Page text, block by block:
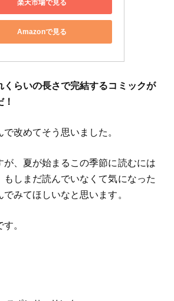
楽天市場で見る
Amazonで見る
くらいの長さで完結するコミックが
改めてそう思いました。
が、夏が始まるこの季節に読むには
もしまだ読んでいなくて気になった
みてほしいなと思います。
。